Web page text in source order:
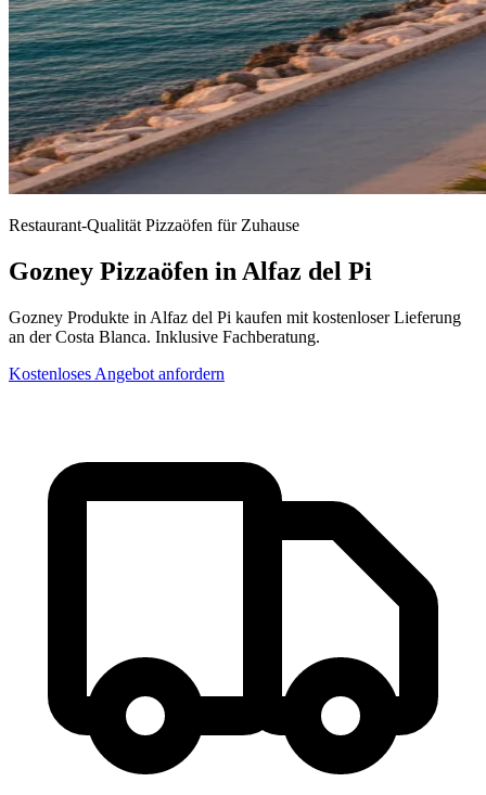
Restaurant-Qualität Pizzaöfen für Zuhause
Gozney Pizzaöfen in Alfaz del Pi
Gozney Produkte in Alfaz del Pi kaufen mit kostenloser Lieferung
an der Costa Blanca. Inklusive Fachberatung.
Kostenloses Angebot anfordern